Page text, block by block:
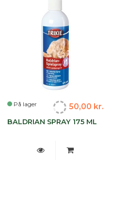
På lager 50,00 kr.
BALDRIAN SPRAY 175 ML